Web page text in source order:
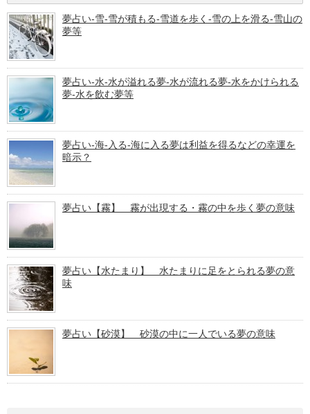
夢占い-雪-雪が積もる-雪道を歩く-雪の上を滑る-雪山の
夢等
夢占い-水-水が溢れる夢-水が流れる夢-水をかけられる
夢-水を飲む夢等
夢占い-海-入る-海に入る夢は利益を得るなどの幸運を
暗示？
夢占い【霧】 霧が出現する・霧の中を歩く夢の意味
夢占い【水たまり】 水たまりに足をとられる夢の意
味
夢占い【砂漠】 砂漠の中に一人でいる夢の意味